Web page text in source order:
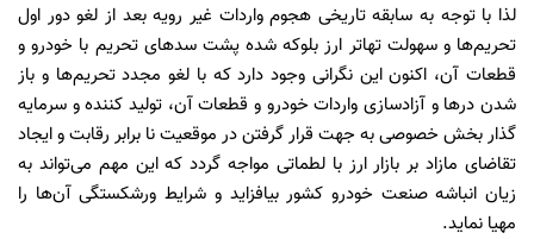
لذا با توجه به سابقه تاریخی هجوم واردات غیر رویه بعد از لغو دور اول
تحریم‌ها و سهولت تهاتر ارز بلوکه شده پشت سدهای تحریم با خودرو و
قطعات آن، اکنون این نگرانی وجود دارد که با لغو مجدد تحریم‌ها و باز
شدن درها و آزادسازی واردات خودرو و قطعات آن، تولید کننده و سرمایه
گذار بخش خصوصی به جهت قرار گرفتن در موقعیت نا برابر رقابت و ایجاد
تقاضای مازاد بر بازار ارز با لطماتی مواجه گردد که این مهم می‌تواند به
زیان انباشه صنعت خودرو کشور بیافزاید و شرایط ورشکستگی آن‌ها را
مهیا نماید.